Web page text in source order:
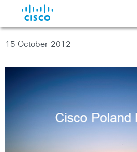
15 October 2012